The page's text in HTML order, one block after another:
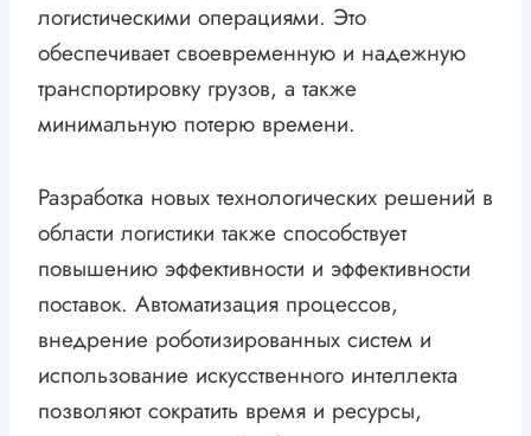
логистическими операциями. Это
обеспечивает своевременную и надежную
транспортировку грузов, а также
минимальную потерю времени.
Разработка новых технологических решений в
области логистики также способствует
повышению эффективности и эффективности
поставок. Автоматизация процессов,
внедрение роботизированных систем и
использование искусственного интеллекта
позволяют сократить время и ресурсы,